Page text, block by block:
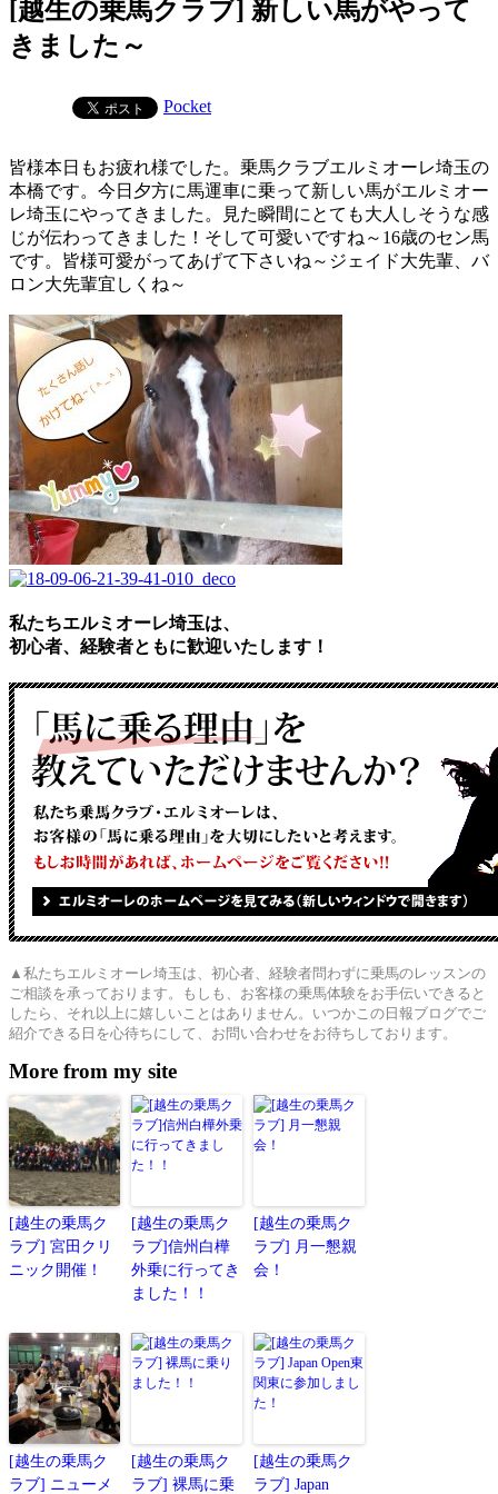
[越生の乗馬クラブ] 新しい馬がやって
きました～
Pocket
皆様本日もお疲れ様でした。乗馬クラブエルミオーレ埼玉の
本橋です。今日夕方に馬運車に乗って新しい馬がエルミオー
レ埼玉にやってきました。見た瞬間にとても大人しそうな感
じが伝わってきました！そして可愛いですね～16歳のセン馬
です。皆様可愛がってあげて下さいね～ジェイド大先輩、バ
ロン大先輩宜しくね～
私たちエルミオーレ埼玉は、
初心者、経験者ともに歓迎いたします！
▲私たちエルミオーレ埼玉は、初心者、経験者問わずに乗馬のレッスンの
ご相談を承っております。もしも、お客様の乗馬体験をお手伝いできると
したら、それ以上に嬉しいことはありません。いつかこの日報ブログでご
紹介できる日を心待ちにして、お問い合わせをお待ちしております。
More from my site
[越生の乗馬ク
ラブ] 宮田クリ
ニック開催！
[越生の乗馬ク
ラブ]信州白樺
外乗に行ってき
ました！！
[越生の乗馬ク
ラブ] 月一懇親
会！
[越生の乗馬ク
ラブ] ニューメ
[越生の乗馬ク
ラブ] 裸馬に乗
[越生の乗馬ク
ラブ] Japan